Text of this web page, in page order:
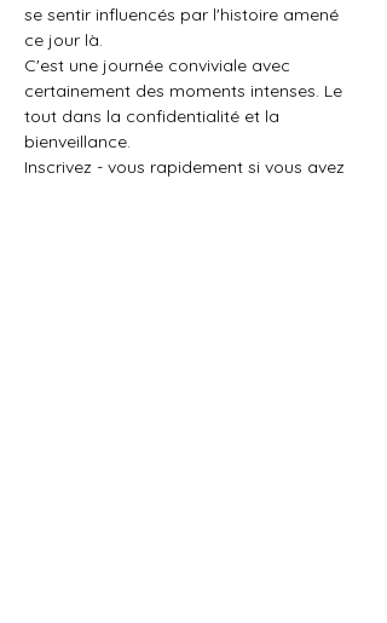
se sentir influencés par l'histoire amené
ce jour là.
C'est une journée conviviale avec
certainement des moments intenses. Le
tout dans la confidentialité et la
bienveillance.
Inscrivez - vous rapidement si vous avez